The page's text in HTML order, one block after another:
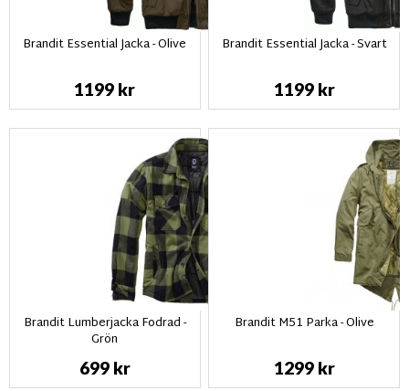
Brandit Essential Jacka - Olive
1199 kr
Brandit Essential Jacka - Svart
1199 kr
Brandit Lumberjacka Fodrad -
Grön
699 kr
Brandit M51 Parka - Olive
1299 kr